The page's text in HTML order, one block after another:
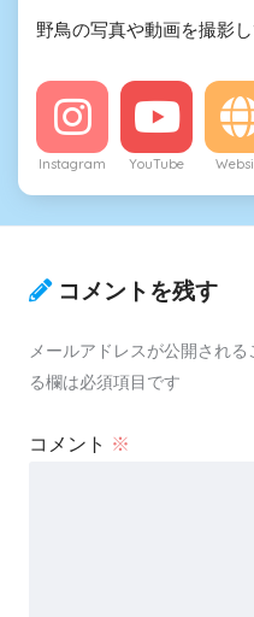
野鳥の写真や動画を撮影し
Instagram YouTube
コメントを残す
メールアドレスが公開される
る欄は必須項目です
コメント ※